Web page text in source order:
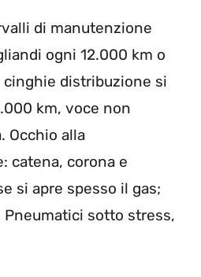
di manutenzione
ogni 12.000 km o
cinghie distribuzione si
km, voce non
Occhio alla
catena, corona e
si apre spesso il gas;
Pneumatici sotto stress,